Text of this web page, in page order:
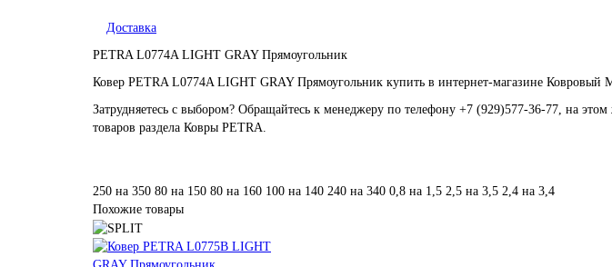
Доставка
PETRA L0774A LIGHT GRAY Прямоугольник
Ковер PETRA L0774A LIGHT GRAY Прямоугольник купить в интернет-магазине
Затрудняетесь с выбором? Обращайтесь к менеджеру по телефону +7 (929)577-36-77, на
товаров раздела Ковры PETRA.
250 на 350 80 на 150 80 на 160 100 на 140 240 на 340 0,8 на 1,5 2,5 на 3,5 2,4 на 3,4
Похожие товары